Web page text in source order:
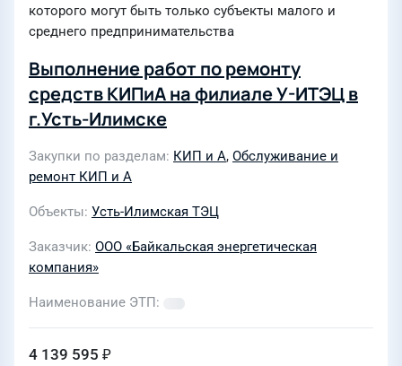
которого могут быть только субъекты малого и
среднего предпринимательства
Выполнение работ по ремонту
средств КИПиА на филиале У-ИТЭЦ в
г.Усть-Илимске
Закупки по разделам КИП и А, Обслуживание и
ремонт КИП и А
Объекты Усть-Илимская ТЭЦ
Заказчик ООО «Байкальская энергетическая
компания»
Наименование ЭТП
4 139 595 ₽